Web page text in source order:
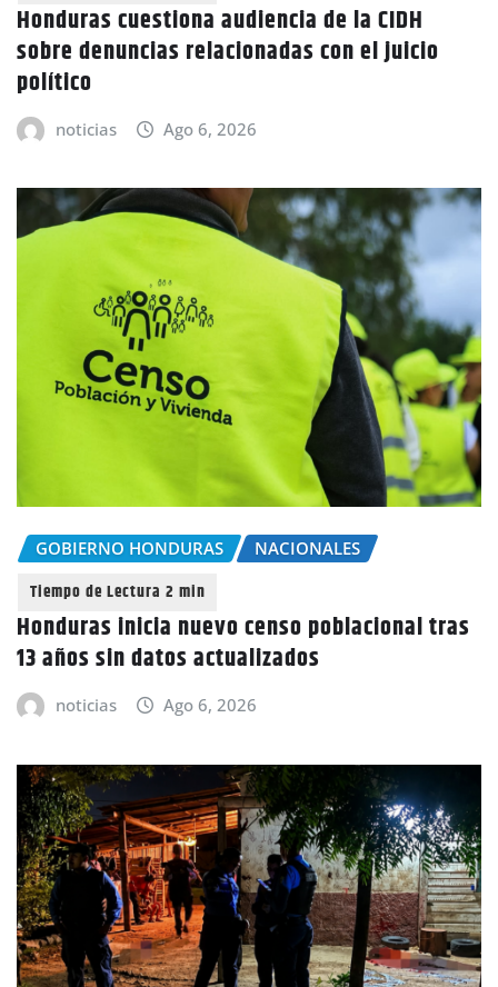
Honduras cuestiona audiencia de la CIDH
sobre denuncias relacionadas con el juicio
político
noticias Ago 6, 2026
GOBIERNO HONDURAS NACIONALES
Honduras inicia nuevo censo poblacional tras
13 años sin datos actualizados
noticias Ago 6, 2026